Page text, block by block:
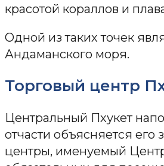
красотой кораллов и
Одной из таких точек
Андаманского моря.
Торговый центр
Центральный Пхукет
отчасти объясняется
центры, именуемый